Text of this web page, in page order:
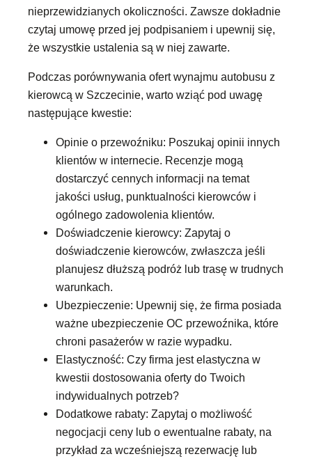
nieprzewidzianych okoliczności. Zawsze dokładnie
czytaj umowę przed jej podpisaniem i upewnij się,
że wszystkie ustalenia są w niej zawarte.
Podczas porównywania ofert wynajmu autobusu z
kierowcą w Szczecinie, warto wziąć pod uwagę
następujące kwestie:
Opinie o przewoźniku: Poszukaj opinii innych
klientów w internecie. Recenzje mogą
dostarczyć cennych informacji na temat
jakości usług, punktualności kierowców i
ogólnego zadowolenia klientów.
Doświadczenie kierowcy: Zapytaj o
doświadczenie kierowców, zwłaszcza jeśli
planujesz dłuższą podróż lub trasę w trudnych
warunkach.
Ubezpieczenie: Upewnij się, że firma posiada
ważne ubezpieczenie OC przewoźnika, które
chroni pasażerów w razie wypadku.
Elastyczność: Czy firma jest elastyczna w
kwestii dostosowania oferty do Twoich
indywidualnych potrzeb?
Dodatkowe rabaty: Zapytaj o możliwość
negocjacji ceny lub o ewentualne rabaty, na
przykład za wcześniejszą rezerwację lub